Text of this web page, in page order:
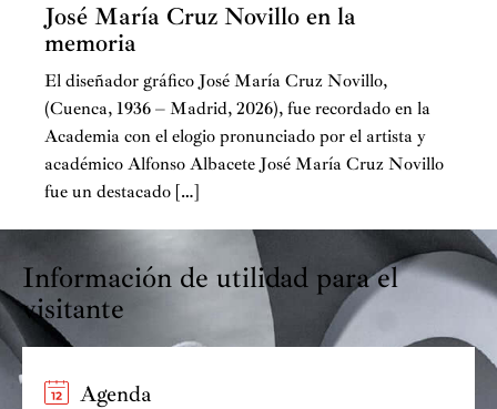
José María Cruz Novillo en la
memoria
El diseñador gráfico José María Cruz Novillo,
(Cuenca, 1936 – Madrid, 2026), fue recordado en la
Academia con el elogio pronunciado por el artista y
académico Alfonso Albacete José María Cruz Novillo
fue un destacado […]
Información de utilidad para el
visitante
Agenda